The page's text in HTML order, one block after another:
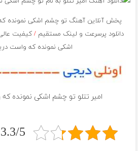
پخش آنلاین آهنگ تو چشم اشکی نمونده که
دانلود پرسرعت و لینک مستقیم/ کیفیت
اشکی نمونده که واست
امیر تتلو تو چشم اشکی نمونده
3.3/5 - (3 امتیاز)